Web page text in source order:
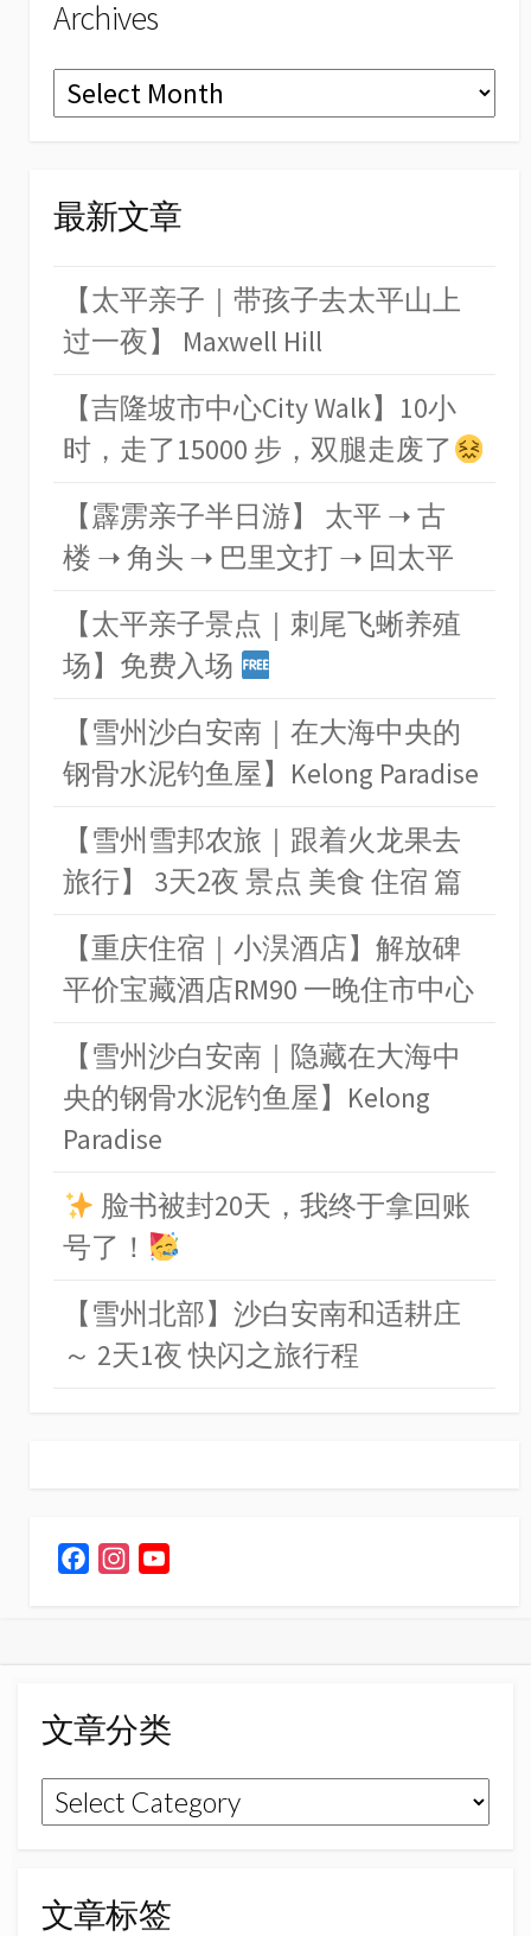
Archives
Archives
最新文章
【太平亲子｜带孩子去太平山上
过一夜】 Maxwell Hill
【吉隆坡市中心City Walk】10小
时，走了15000 步，双腿走废了
【霹雳亲子半日游】 太平 ➝ 古
楼 ➝ 角头 ➝ 巴里文打 ➝ 回太平
【太平亲子景点｜刺尾飞蜥养殖
场】免费入场
【雪州沙白安南｜在大海中央的
钢骨水泥钓鱼屋】Kelong Paradise
【雪州雪邦农旅｜跟着火龙果去
旅行】 3天2夜 景点 美食 住宿 篇
【重庆住宿｜小淏酒店】解放碑
平价宝藏酒店RM90 一晚住市中心
【雪州沙白安南｜隐藏在大海中
央的钢骨水泥钓鱼屋】Kelong
Paradise
脸书被封20天，我终于拿回账
号了！
【雪州北部】沙白安南和适耕庄
～ 2天1夜 快闪之旅行程
o
o
k
r
a
m
e
C
h
文章分类
文
章
类
文章标签